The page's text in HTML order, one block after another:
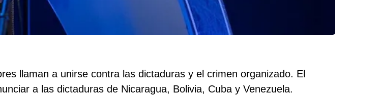
llaman a unirse contra las dictaduras y el crimen organizado. El
a las dictaduras de Nicaragua, Bolivia, Cuba y Venezuela.